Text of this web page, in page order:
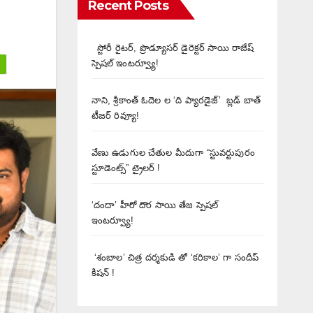
Recent Posts
స్టోరీ రైటర్, ప్రొడ్యూసర్ డైరెక్టర్ సాయి రాజేష్
స్పెషల్ ఇంటర్వ్యూ!
నాని, శ్రీకాంత్ ఓదెల ల ‘ది ప్యారడైజ్’ బ్లడ్ బాత్
టీజర్ రివ్యూ!
వేణు ఉడుగుల చేతుల మీదుగా “స్టువర్టుపురం
స్టూడెంట్స్” ట్రైలర్ !
‘దందా’ హీరో దొర సాయి తేజ స్పెషల్
ఇంటర్వ్యూ!
‘శంబాల’ చిత్ర దర్శకుడి తో ‘కరికాల’ గా సందీప్
కిషన్ !